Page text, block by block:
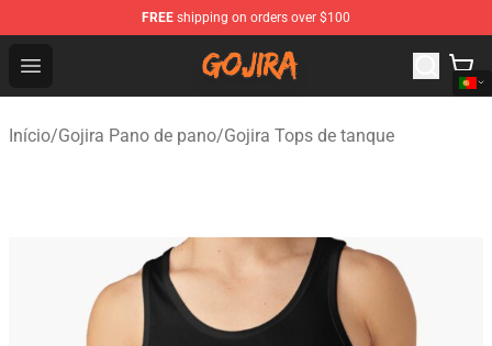
FREE shipping on orders over $100
Open menu
Gojira Shop - Official Gojira Merchandise Store
Início/Gojira Pano de pano/Gojira Tops de tanque